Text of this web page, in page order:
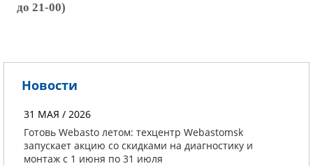
до 21-00)
Новости
31 МАЯ / 2026
Готовь Webasto летом: техцентр Webastomsk
запускает акцию со скидками на диагностику и
монтаж с 1 июня по 31 июля